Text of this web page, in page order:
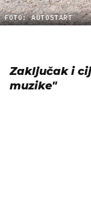
FOTO: AUTOSTART
Zaključak i
muzike"